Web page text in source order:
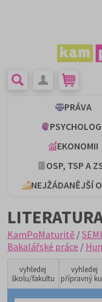
PRÁVA
EKONOMII
OSP, TSP A
NEJŽÁDANĚJŠÍ
KamPoMaturitě /
Bakalářské práce /
vyhledej
školu/fakultu
vyhledej
přípravný